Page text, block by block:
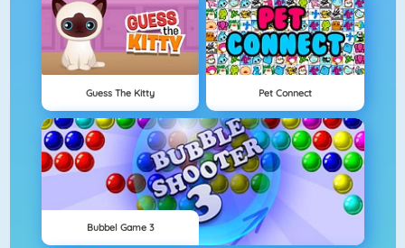
Guess The Kitty Pet Connect
Bubbel Game 3